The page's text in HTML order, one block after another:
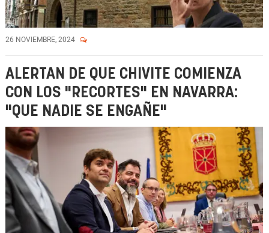
26 NOVIEMBRE, 2024
ALERTAN DE QUE CHIVITE COMIENZA
CON LOS "RECORTES" EN NAVARRA:
"QUE NADIE SE ENGAÑE"